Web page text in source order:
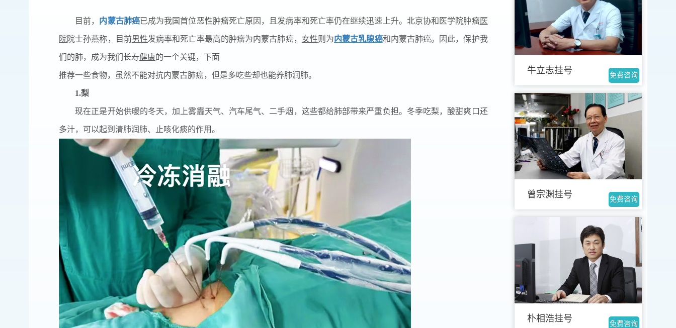
目前， 内蒙古肺癌已成为我国首位恶性肿瘤死亡原因，且发病率和死亡率仍在继续迅速上升。北京协和医学院肿瘤医
院院士孙燕称，目前男性发病率和死亡率最高的肿瘤为内蒙古肺癌， 女性则为内蒙古乳腺癌和内蒙古肺癌。因此，保护我
们的肺，成为我们长寿健康的一个关键，下面
推荐一些食物，虽然不能对抗内蒙古肺癌，但是多吃些却也能养肺润肺。
1.梨
现在正是开始供暖的冬天，加上雾霾天气、汽车尾气、二手烟，这些都给肺部带来严重负担。冬季吃梨，酸甜爽口还
多汁，可以起到清肺润肺、止咳化痰的作用。
免费咨询
牛立志挂号
免费咨询
曾宗渊挂号
免费咨询
朴相浩挂号